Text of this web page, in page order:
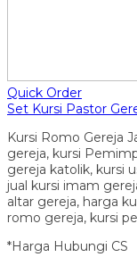
Quick Order
Set Kursi Pastor
Kursi Romo Gereja
gereja, kursi
gereja katolik, kursi
jual kursi imam
altar gereja, harga
romo gereja, kursi
*Harga Hubungi CS